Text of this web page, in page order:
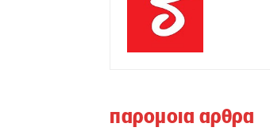
παρομοια αρθρα